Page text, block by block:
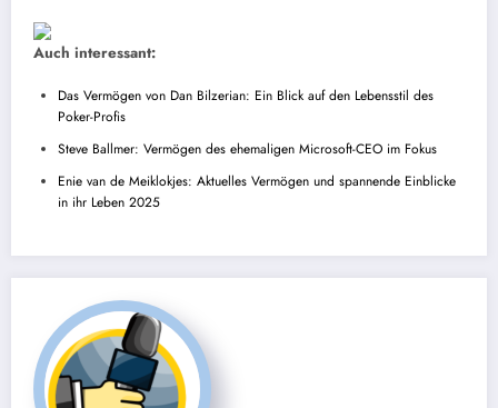
Auch interessant:
Das Vermögen von Dan Bilzerian: Ein Blick auf den Lebensstil des
Poker-Profis
Steve Ballmer: Vermögen des ehemaligen Microsoft-CEO im Fokus
Enie van de Meiklokjes: Aktuelles Vermögen und spannende Einblicke
in ihr Leben 2025